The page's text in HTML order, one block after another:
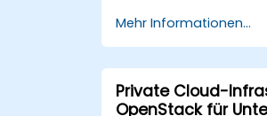
Kollaboration zu
Benutzerakzeptanz zu
Mehr Informationen...
Private Cloud-
OpenStack für